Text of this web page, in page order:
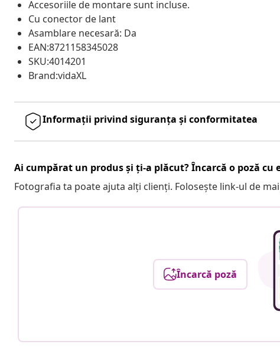
Accesoriile de montare sunt incluse.
Cu conector de lant
Asamblare necesară: Da
EAN:8721158345028
SKU:4014201
Brand:vidaXL
Informații privind siguranța și conformitatea
Ai cumpărat un produs și ți-a plăcut? Încarcă o poză cu
Fotografia ta poate ajuta alți clienți. Folosește link-ul de
Încarcă poză